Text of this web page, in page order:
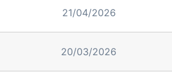
21/04/2026
20/03/2026